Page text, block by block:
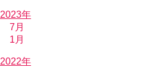
2023年
7月
1月
2022年